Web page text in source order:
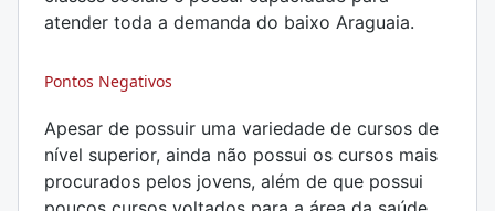
atender toda a demanda do baixo Araguaia.
Pontos Negativos
Apesar de possuir uma variedade de cursos de
nível superior, ainda não possui os cursos mais
procurados pelos jovens, além de que possui